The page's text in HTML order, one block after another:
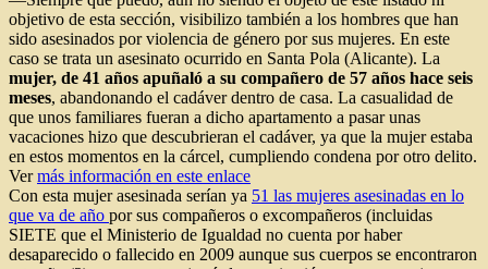
objetivo de esta sección, visibilizo también a los hombres que han
sido asesinados por violencia de género por sus mujeres. En este
caso se trata un asesinato ocurrido en Santa Pola (Alicante). La
mujer, de 41 años apuñaló a su compañero de 57 años hace seis
meses, abandonando el cadáver dentro de casa. La casualidad de
que unos familiares fueran a dicho apartamento a pasar unas
vacaciones hizo que descubrieran el cadáver, ya que la mujer estaba
en estos momentos en la cárcel, cumpliendo condena por otro delito.
Vermás información en este enlace
Con esta mujer asesinada serían ya 51 las mujeres asesinadas en lo
que va de año por sus compañeros o excompañeros (incluidas
SIETE que el Ministerio de Igualdad no cuenta por haber
desaparecido o fallecido en 2009 aunque sus cuerpos se encontraron